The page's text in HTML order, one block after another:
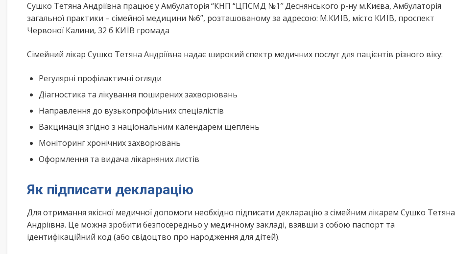
Сушко Тетяна Андріївна працює у Амбулаторія “КНП “ЦПСМД №1″ Деснянського р-ну м.Києва, Амбулаторія
загальної практики – сімейної медицини №6”, розташованому за адресою: М.КИЇВ, місто КИЇВ, проспект
Червоної Калини, 32 б КИЇВ громада
Сімейний лікар Сушко Тетяна Андріївна надає широкий спектр медичних послуг для пацієнтів різного віку:
Регулярні профілактичні огляди
Діагностика та лікування поширених захворювань
Направлення до вузькопрофільних спеціалістів
Вакцинація згідно з національним календарем щеплень
Моніторинг хронічних захворювань
Оформлення та видача лікарняних листів
Як підписати декларацію
Для отримання якісної медичної допомоги необхідно підписати декларацію з сімейним лікарем Сушко Тетяна
Андріївна. Це можна зробити безпосередньо у медичному закладі, взявши з собою паспорт та
ідентифікаційний код (або свідоцтво про народження для дітей).